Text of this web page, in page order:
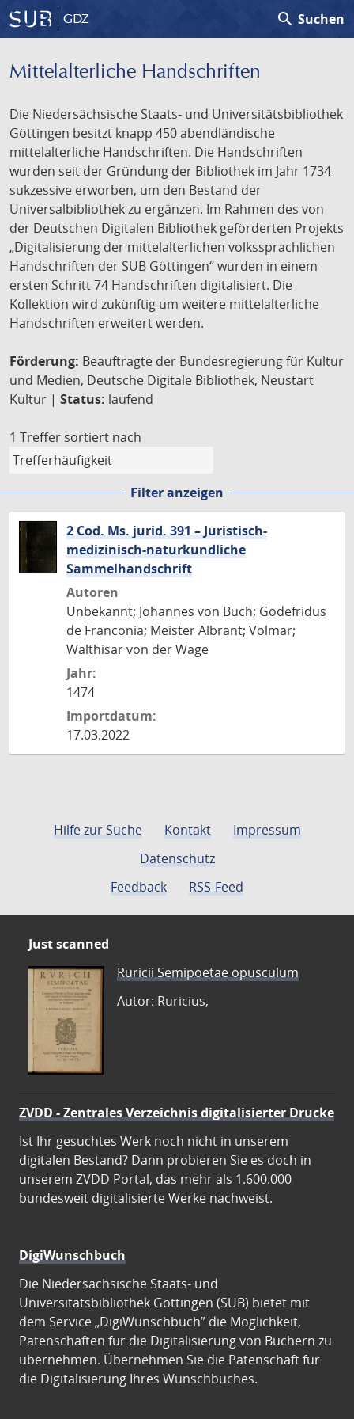
GDZ search Suchen
Mittelalterliche Handschriften
Die Niedersächsische Staats- und Universitätsbibliothek
Göttingen besitzt knapp 450 abendländische
mittelalterliche Handschriften. Die Handschriften
wurden seit der Gründung der Bibliothek im Jahr 1734
sukzessive erworben, um den Bestand der
Universalbibliothek zu ergänzen. Im Rahmen des von
der Deutschen Digitalen Bibliothek geförderten Projekts
„Digitalisierung der mittelalterlichen volkssprachlichen
Handschriften der SUB Göttingen“ wurden in einem
ersten Schritt 74 Handschriften digitalisiert. Die
Kollektion wird zukünftig um weitere mittelalterliche
Handschriften erweitert werden.
Förderung: Beauftragte der Bundesregierung für Kultur
und Medien, Deutsche Digitale Bibliothek, Neustart
Kultur | Status: laufend
1 Treffer sortiert nach
Filter anzeigen
2 Cod. Ms. jurid. 391 – Juristisch-
medizinisch-naturkundliche
Sammelhandschrift
Autoren
Unbekannt; Johannes von Buch; Godefridus
de Franconia; Meister Albrant; Volmar;
Walthisar von der Wage
Jahr:
1474
Importdatum:
17.03.2022
Hilfe zur Suche Kontakt
Impressum
Datenschutz
Feedback
RSS-Feed
Just scanned
Ruricii Semipoetae opusculum
Autor: Ruricius,
ZVDD - Zentrales Verzeichnis digitalisierter Drucke
Ist Ihr gesuchtes Werk noch nicht in unserem
digitalen Bestand? Dann probieren Sie es doch in
unserem ZVDD Portal, das mehr als 1.600.000
bundesweit digitalisierte Werke nachweist.
DigiWunschbuch
Die Niedersächsische Staats- und
Universitätsbibliothek Göttingen (SUB) bietet mit
dem Service „DigiWunschbuch” die Möglichkeit,
Patenschaften für die Digitalisierung von Büchern zu
übernehmen. Übernehmen Sie die Patenschaft für
die Digitalisierung Ihres Wunschbuches.